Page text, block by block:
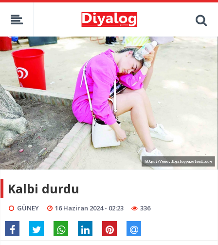
Kalbi durdu
GÜNEY 16 Haziran 2024 - 02:23 336